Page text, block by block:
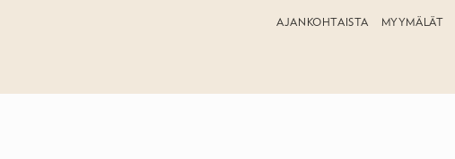
AJANKOHTAISTA MYYMÄLÄT